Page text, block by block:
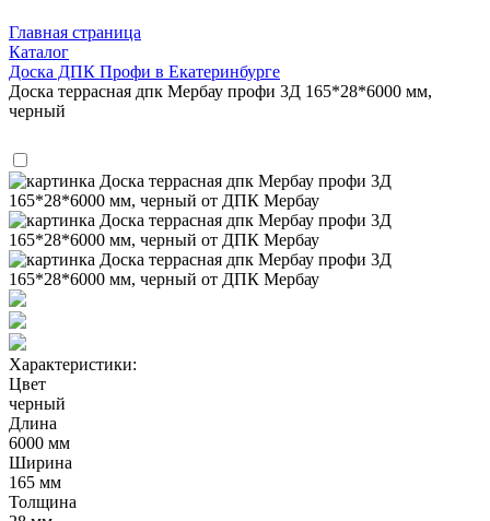
Главная страница
Каталог
Доска ДПК Профи в Екатеринбурге
Доска террасная дпк Мербау профи 3Д 165*28*6000 мм,
черный
Характеристики:
Цвет
черный
Длина
6000 мм
Ширина
165 мм
Толщина